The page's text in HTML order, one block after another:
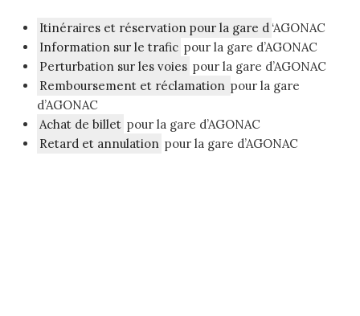
Itinéraires et réservation pour la gare d ‘AGONAC
Information sur le trafic pour la gare d’AGONAC
Perturbation sur les voies pour la gare d’AGONAC
Remboursement et réclamation pour la gare
d’AGONAC
Achat de billet pour la gare d’AGONAC
Retard et annulation pour la gare d’AGONAC